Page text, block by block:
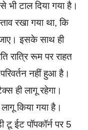
भी टाल दिया गया है।
रखा गया था, कि
इसके साथ ही
रात्रि रूम पर राहत
नहीं हुआ है।
ही लागू रहेगा।
किया गया है।
ईट पॉपकॉर्न पर 5